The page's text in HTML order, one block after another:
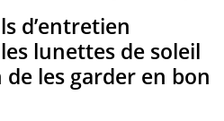
d’entretien
lunettes de soleil
les garder en bon